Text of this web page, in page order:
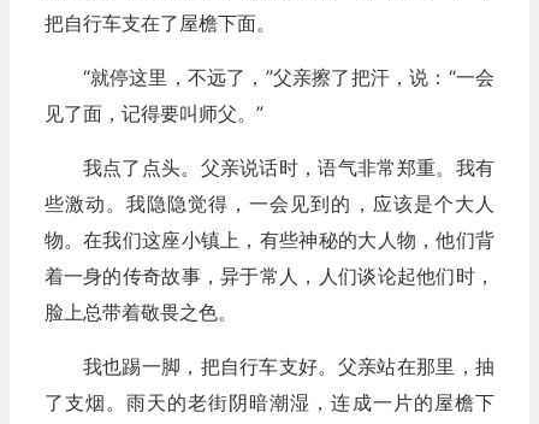
把自行车支在了屋檐下面。
“就停这里，不远了，”父亲擦了把汗，说：“一会
见了面，记得要叫师父。”
我点了点头。父亲说话时，语气非常郑重。我有
些激动。我隐隐觉得，一会见到的，应该是个大人
物。在我们这座小镇上，有些神秘的大人物，他们背
着一身的传奇故事，异于常人，人们谈论起他们时，
脸上总带着敬畏之色。
我也踢一脚，把自行车支好。父亲站在那里，抽
了支烟。雨天的老街阴暗潮湿，连成一片的屋檐下